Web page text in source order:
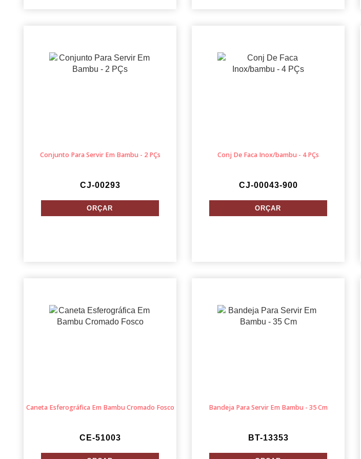
Conjunto Para Servir Em Bambu - 2 PÇs
CJ-00293
Conj De Faca Inox/bambu - 4 PÇs
CJ-00043-900
Caneta Esferográfica Em Bambu Cromado Fosco
CE-51003
Bandeja Para Servir Em Bambu - 35 Cm
BT-13353